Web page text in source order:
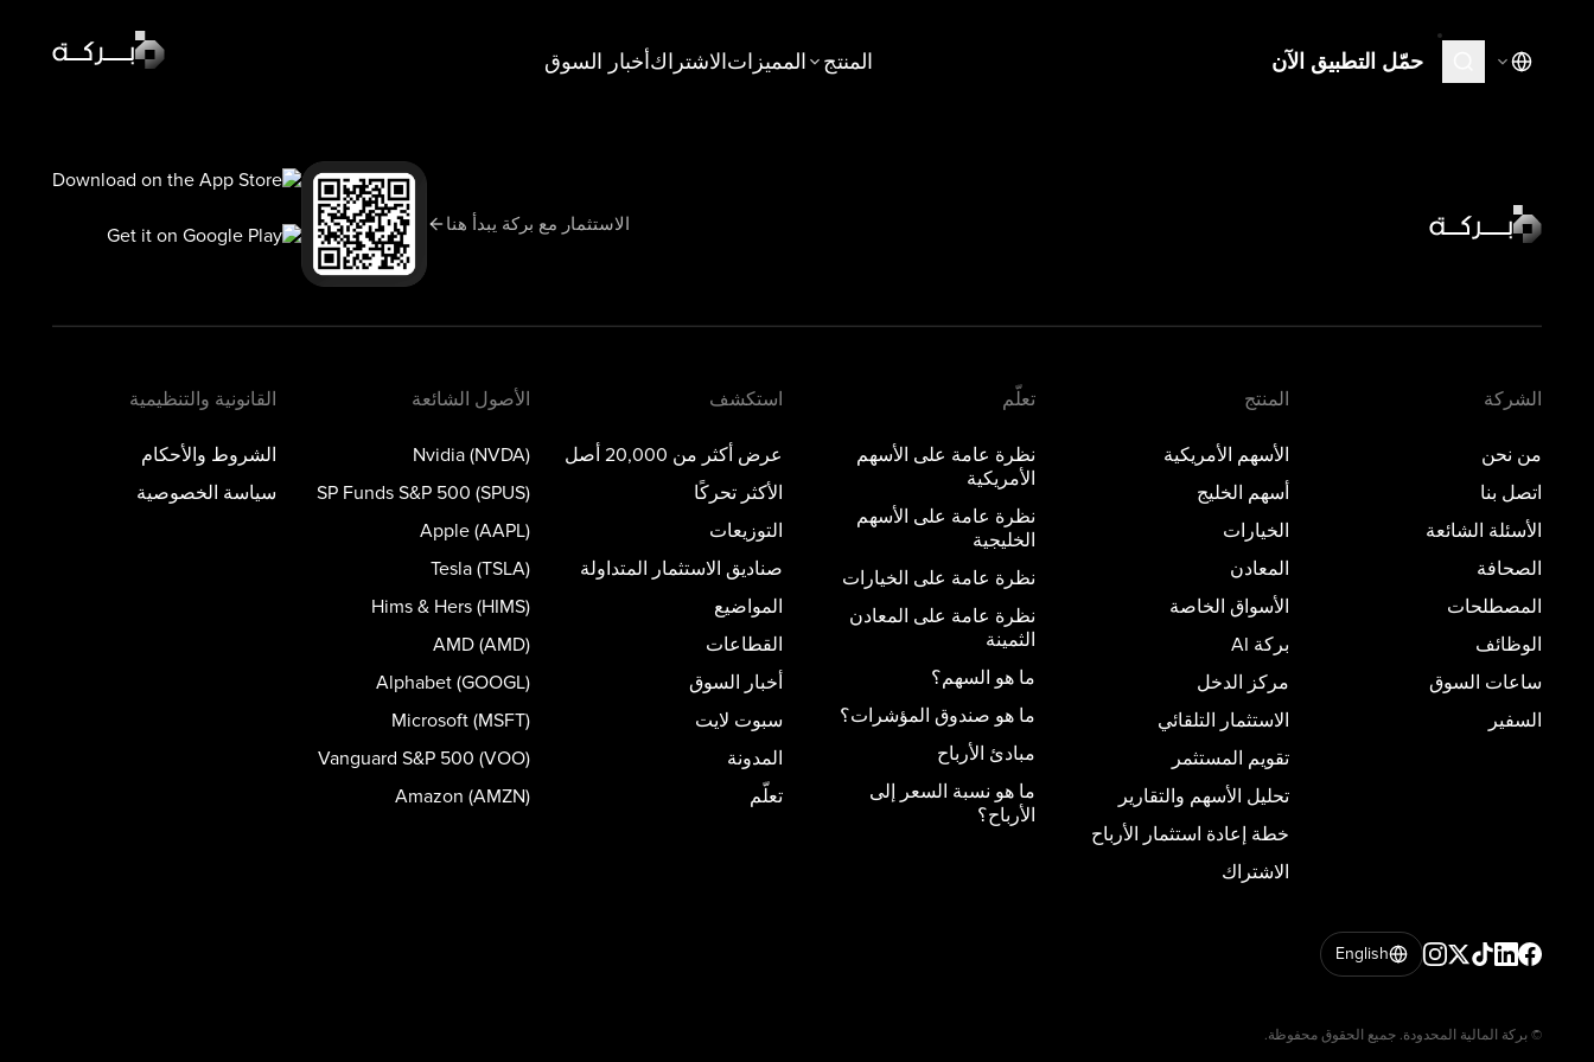
المنتج المميزاتالاشتراكأخبار السوق
السوق اليوم
سبوت لايت
تعلّم
المدونة
حمّل التطبيق الآن
الاستثمار مع بركة يبدأ هنا
الشركة
من نحن
اتصل بنا
الأسئلة الشائعة
الصحافة
المصطلحات
الوظائف
ساعات السوق
السفير
المنتج
الأسهم الأمريكية
أسهم الخليج
الخيارات
المعادن
الأسواق الخاصة
بركة AI
مركز الدخل
الاستثمار التلقائي
تقويم المستثمر
تحليل الأسهم والتقارير
خطة إعادة استثمار الأرباح
الاشتراك
تعلّم
نظرة عامة على الأسهم
الأمريكية
نظرة عامة على الأسهم
الخليجية
نظرة عامة على الخيارات
نظرة عامة على المعادن
الثمينة
ما هو السهم؟
ما هو صندوق المؤشرات؟
مبادئ الأرباح
ما هو نسبة السعر إلى
الأرباح؟
استكشف
عرض أكثر من 20,000 أصل
الأكثر تحركًا
التوزيعات
صناديق الاستثمار المتداولة
المواضيع
القطاعات
أخبار السوق
سبوت لايت
المدونة
تعلّم
الأصول الشائعة
Nvidia (NVDA)
SP Funds S&P 500 (SPUS)
Apple (AAPL)
Tesla (TSLA)
Hims & Hers (HIMS)
AMD (AMD)
Alphabet (GOOGL)
Microsoft (MSFT)
Vanguard S&P 500 (VOO)
Amazon (AMZN)
القانونية والتنظيمية
الشروط والأحكام
سياسة الخصوصية
English